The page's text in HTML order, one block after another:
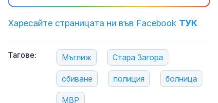
Харесайте страницата ни във Facebook ТУК
Тагове: Мъглиж Стара Загора
сбиване полиция болница
МВР